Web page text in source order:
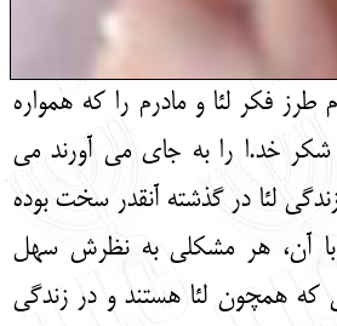
طرز فکر لئا و مادرم را که همواره
خد.ا را به جای می آورند می
لئا در گذشته آنقدر سخت بوده
آن، هر مشکلی به نظرش سهل
که همچون لئا هستند و در زندگی